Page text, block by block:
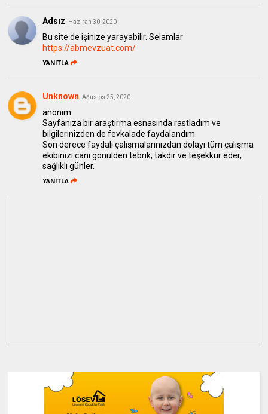
Adsız Haziran 30, 2020
Bu site de işinize yarayabilir. Selamlar
https://abmevzuat.com/
YANITLA
Unknown Ağustos 25, 2020
anonim
Sayfanıza bir araştırma esnasında rastladım ve
bilgilerinizden de fevkalade faydalandım.
Son derece faydalı çalışmalarınızdan dolayı tüm çalışma
ekibinizi canı gönülden tebrik, takdir ve teşekkür eder,
sağlıklı günler.
YANITLA